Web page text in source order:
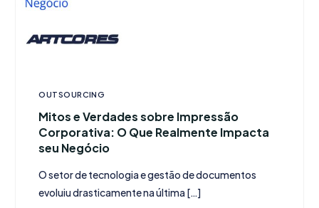
OUTSOURCING
Mitos e Verdades sobre Impressão
Corporativa: O Que Realmente Impacta
seu Negócio
O setor de tecnologia e gestão de documentos
evoluiu drasticamente na última […]